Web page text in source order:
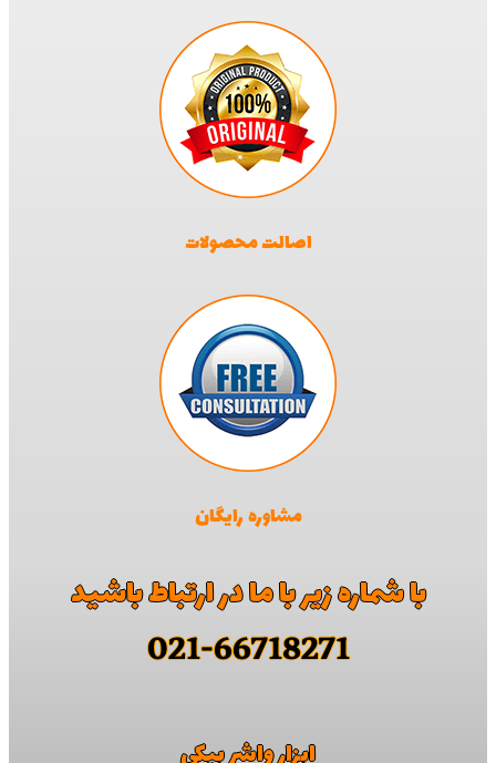
اصالت محصولات
مشاوره رایگان
با شماره زیر با ما در ارتباط باشید
021-66718271